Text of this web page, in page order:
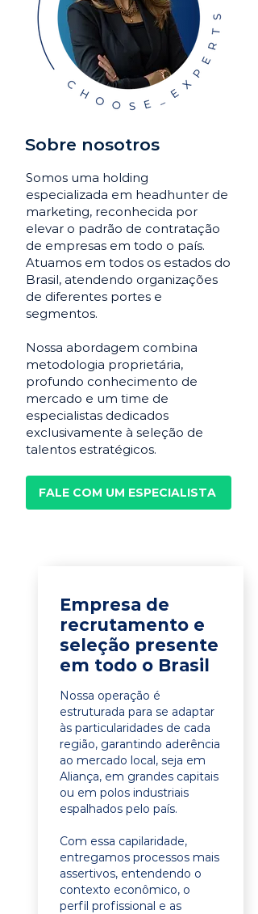
Sobre nosotros
Somos uma holding
especializada em headhunter de
marketing, reconhecida por
elevar o padrão de contratação
de empresas em todo o país.
Atuamos em todos os estados do
Brasil, atendendo organizações
de diferentes portes e
segmentos.
Nossa abordagem combina
metodologia proprietária,
profundo conhecimento de
mercado e um time de
especialistas dedicados
exclusivamente à seleção de
talentos estratégicos.
FALE COM UM ESPECIALISTA
Empresa de
recrutamento e
seleção presente
em todo o Brasil
Nossa operação é
estruturada para se adaptar
às particularidades de cada
região, garantindo aderência
ao mercado local, seja em
Aliança, em grandes capitais
ou em polos industriais
espalhados pelo país.
Com essa capilaridade,
entregamos processos mais
assertivos, entendendo o
contexto econômico, o
perfil profissional e as